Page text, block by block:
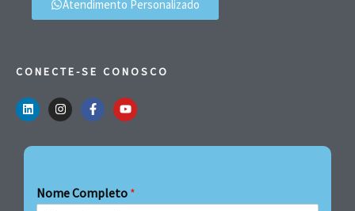
Atendimento Personalizado
CONECTE-SE CONOSCO
Nome Completo *